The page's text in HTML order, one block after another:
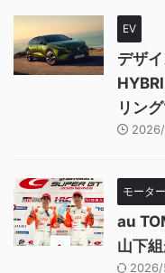
EV
デザ
リン
モータ
au
山下